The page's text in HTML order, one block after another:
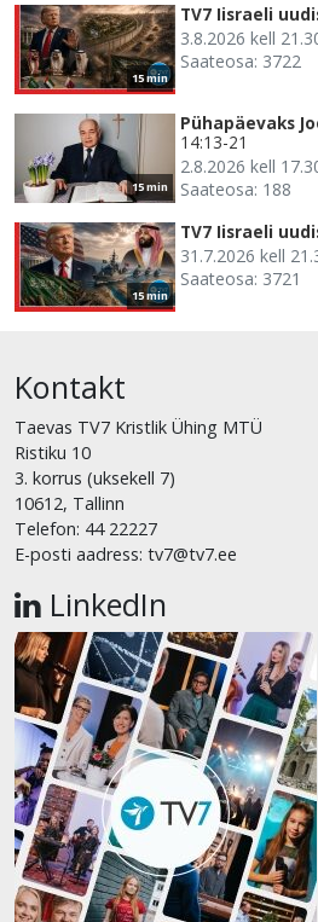
15 min
TV7 Iisraeli
3.8.2026 kell
Saateosa: 3722
15 min
Pühapäevaks
14:13-21
2.8.2026 kell
Saateosa: 188
15 min
TV7 Iisraeli
31.7.2026 kell
Saateosa: 3721
Kontakt
Taevas TV7 Kristlik Ühing MTÜ
Ristiku 10
3. korrus (uksekell 7)
10612, Tallinn
Telefon: 44 22227
E-posti aadress: tv7@tv7.ee
LinkedIn